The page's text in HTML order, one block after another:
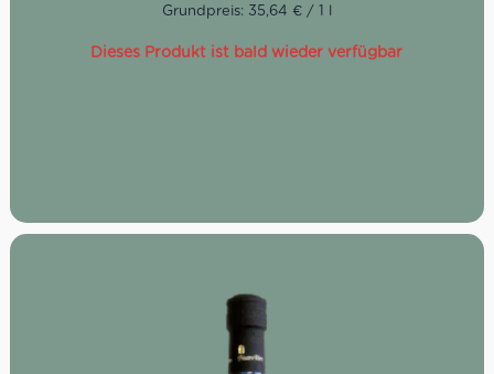
Grundpreis: 35,64 € / 1 l
Dieses Produkt ist bald wieder verfügbar